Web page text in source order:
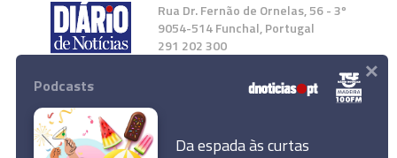
Rua Dr. Fernão de Ornelas, 56 - 3º
9054-514 Funchal, Portugal
291 202 300
Instale a nossa App
Podcasts
Da espada às curtas
×